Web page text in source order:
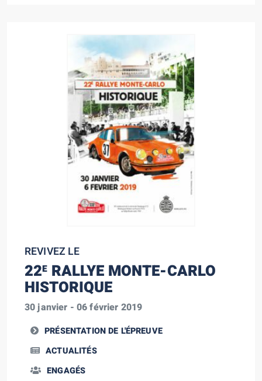
REVIVEZ LE
22E RALLYE MONTE-CARLO
HISTORIQUE
30 janvier - 06 février 2019
PRÉSENTATION DE L'ÉPREUVE
ACTUALITÉS
ENGAGÉS